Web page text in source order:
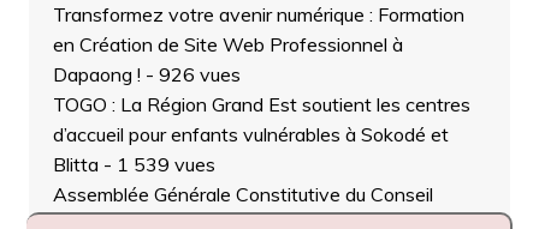
Transformez votre avenir numérique : Formation
en Création de Site Web Professionnel à
Dapaong ! - 926 vues
TOGO : La Région Grand Est soutient les centres
d’accueil pour enfants vulnérables à Sokodé et
Blitta - 1 539 vues
Assemblée Générale Constitutive du Conseil